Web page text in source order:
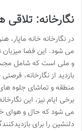
نگارخانه:
در نگارخانه خانه
می شود. این فضا میزبان
و ملی است که شامل
بازدید از نگارخانه،
منطقه و تماشای جلوه
برخی ایام نیز، این
می شود که حال و هوای
دلنشین را برای